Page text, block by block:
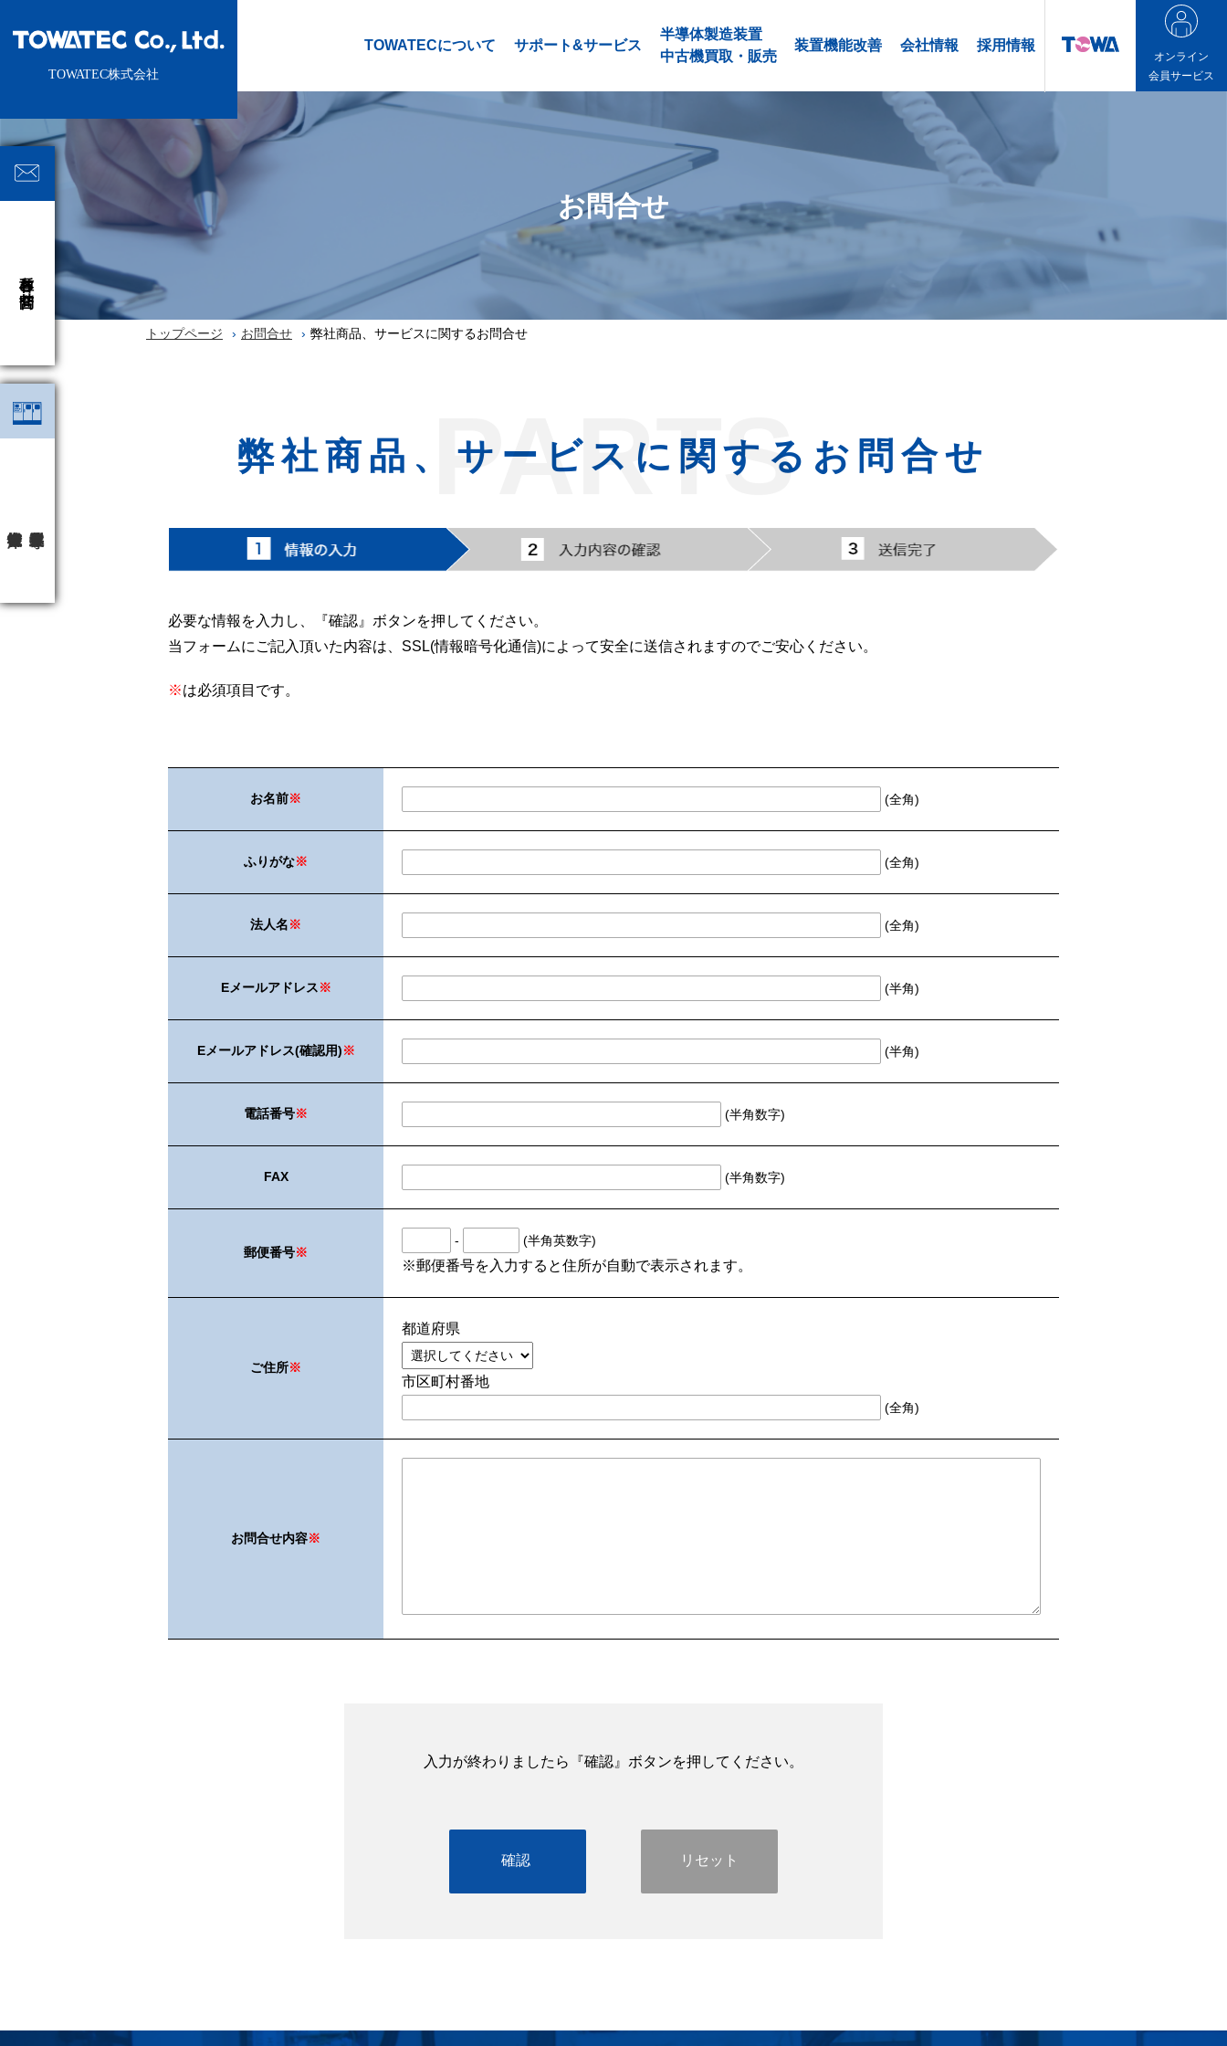
TOWATECについて サポート&サービス
半導体製造装置
中古機買取・販売
装置機能改善 会社情報 採用情報
オンライン
会員サービス
TOWA製装置をお持ちのお客様向け
会員制サイトとなります。
までお問合せ下さい。
お問合せはこちら
各種お問合せ
お問合せ
トップページ お問合せ 弊社商品、サービスに関するお問合せ
弊社商品、サービスに関するお問合せ
PARTS
必要な情報を入力し、『確認』ボタンを押してください。
当フォームにご記入頂いた内容は、SSL(情報暗号化通信)によって安全に送信されますのでご安心ください。
※は必須項目です。
お名前※ (全角)
ふりがな※ (全角)
法人名※ (全角)
Eメールアドレス※ (半角)
Eメールアドレス(確認用)※ (半角)
電話番号※ (半角数字)
FAX (半角数字)
郵便番号※
- (半角英数字)
※郵便番号を入力すると住所が自動で表示されます。
ご住所※
都道府県
市区町村番地
(全角)
お問合せ内容※
入力が終わりましたら『確認』ボタンを押してください。